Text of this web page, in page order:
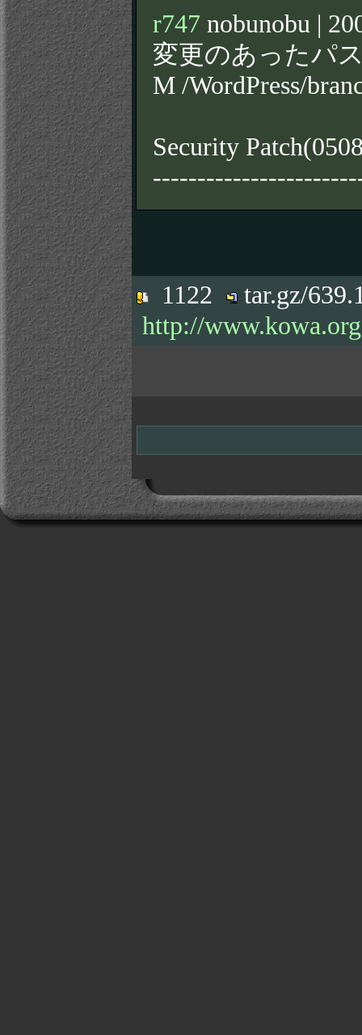
r747 nobunobu |
変更のあったパ
M /WordPress/
Security
1122
tar.gz/
http://www.kowa.org